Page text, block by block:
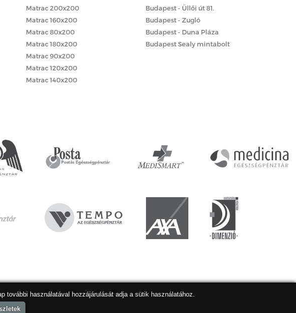
Matrac 200x200
Matrac 160x200
Matrac 80x200
Matrac 180x200
Matrac 90x200
Matrac 120x200
Matrac 140x200
Budapest - Üllői út 81.
Budapest - Zugló
Budapest - Duna Pláza
Budapest Sealy mintabolt
további használatával hozzájárulását adja a sütik használatához.